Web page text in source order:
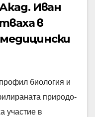
Иван
в
биология и
природо-
участие в